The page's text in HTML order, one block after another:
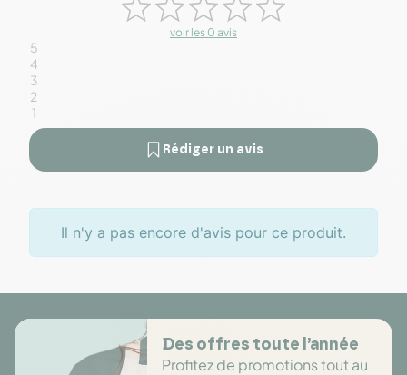
voir les 0 avis
5
4
3
2
1
Rédiger un avis
Il n'y a pas encore d'avis pour ce produit.
Des offres toute l’année
Profitez de promotions tout au